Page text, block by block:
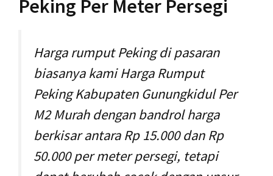
Peking Per Meter Persegi
Harga rumput Peking di pasaran
biasanya kami Harga Rumput
Peking Kabupaten Gunungkidul Per
M2 Murah dengan bandrol harga
berkisar antara Rp 15.000 dan Rp
50.000 per meter persegi, tetapi